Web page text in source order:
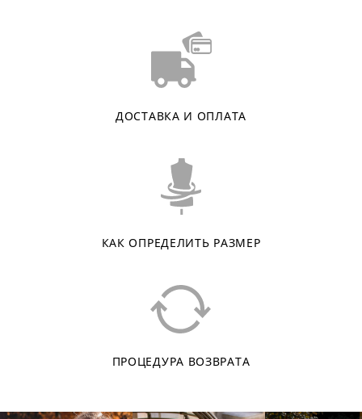
ДОСТАВКА И ОПЛАТА
КАК ОПРЕДЕЛИТЬ РАЗМЕР
ПРОЦЕДУРА ВОЗВРАТА